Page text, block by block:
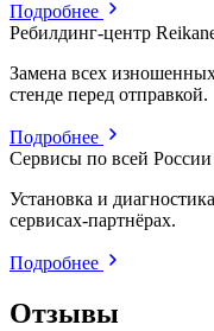
Подробнее
Ребилдинг-центр
Замена всех
стенде перед отправкой.
Подробнее
Сервисы по всей России
Установка и
сервисах-партнёрах.
Подробнее
Отзывы